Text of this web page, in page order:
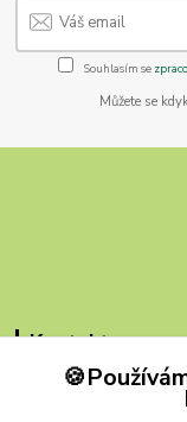
Souhlasím se
Můžete se
Kontakty
ZB MILVI
+420